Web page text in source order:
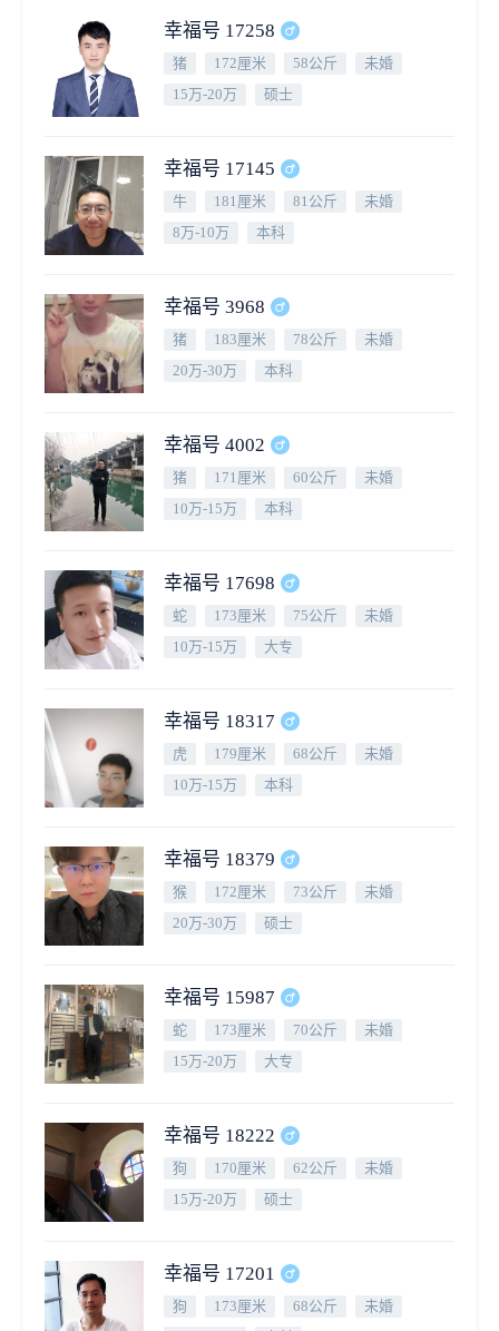
幸福号 17258
猪 172厘米 58公斤
未婚
15万-20万
硕士
幸福号 17145
牛 181厘米 81公斤
未婚
8万-10万
本科
幸福号 3968
猪 183厘米 78公斤
未婚
20万-30万
本科
幸福号 4002
猪 171厘米 60公斤
未婚
10万-15万
本科
幸福号 17698
蛇 173厘米 75公斤
未婚
10万-15万
大专
幸福号 18317
虎 179厘米 68公斤
未婚
10万-15万
本科
幸福号 18379
猴 172厘米 73公斤
未婚
20万-30万
硕士
幸福号 15987
蛇 173厘米 70公斤
未婚
15万-20万
大专
幸福号 18222
狗 170厘米 62公斤
未婚
15万-20万
硕士
幸福号 17201
狗 173厘米 68公斤
未婚